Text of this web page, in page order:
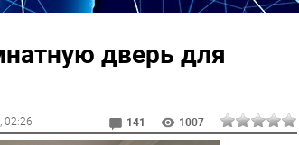
дверь для
, 02:26 141 1007